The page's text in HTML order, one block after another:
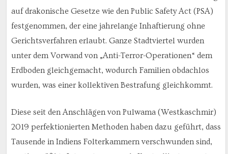
auf drakonische Gesetze wie den Public Safety Act (PSA)
festgenommen, der eine jahrelange Inhaftierung ohne
Gerichtsverfahren erlaubt. Ganze Stadtviertel wurden
unter dem Vorwand von „Anti-Terror-Operationen“ dem
Erdboden gleichgemacht, wodurch Familien obdachlos
wurden, was einer kollektiven Bestrafung gleichkommt.
Diese seit den Anschlägen von Pulwama (Westkaschmir)
2019 perfektionierten Methoden haben dazu geführt, dass
Tausende in Indiens Folterkammern verschwunden sind,